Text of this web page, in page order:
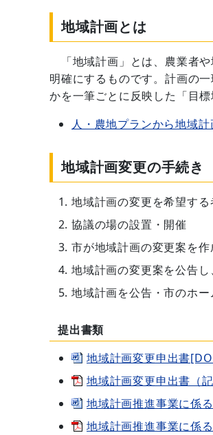
地域計画とは
「地域計画」とは、農業者
明確にするものです。計画の
かを一筆ごとに反映した「目
人・農地プランから地域計
地域計画変更の手続き
地域計画の変更を希望す
協議の場の設置・開催
市が地域計画の変更案を
地域計画の変更案を公告
地域計画を公告・市のホ
提出書類
地域計画変更申出書
地域計画変更申出書（
地域計画推進事業に係
地域計画推進事業に係